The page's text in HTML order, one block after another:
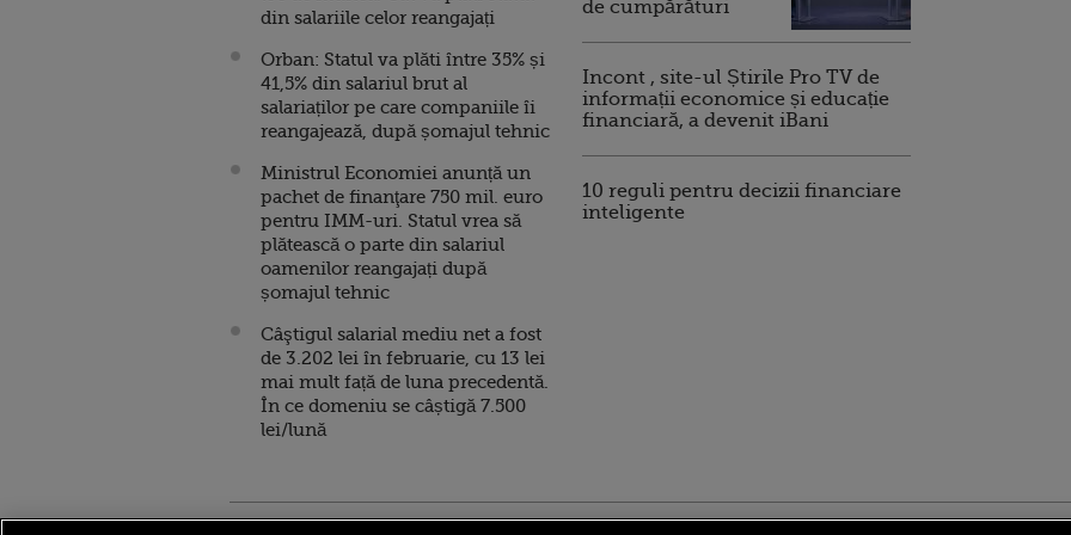
din salariile celor reangajați
Orban: Statul va plăti între 35% și
41,5% din salariul brut al
salariaților pe care companiile îi
reangajează, după șomajul tehnic
Ministrul Economiei anunță un
pachet de finanţare 750 mil. euro
pentru IMM-uri. Statul vrea să
plătească o parte din salariul
oamenilor reangajați după
șomajul tehnic
Câştigul salarial mediu net a fost
de 3.202 lei în februarie, cu 13 lei
mai mult față de luna precedentă.
În ce domeniu se câștigă 7.500
lei/lună
de cumpărături
Incont , site-ul Știrile Pro TV de
informații economice și educație
financiară, a devenit iBani
10 reguli pentru decizii financiare
inteligente